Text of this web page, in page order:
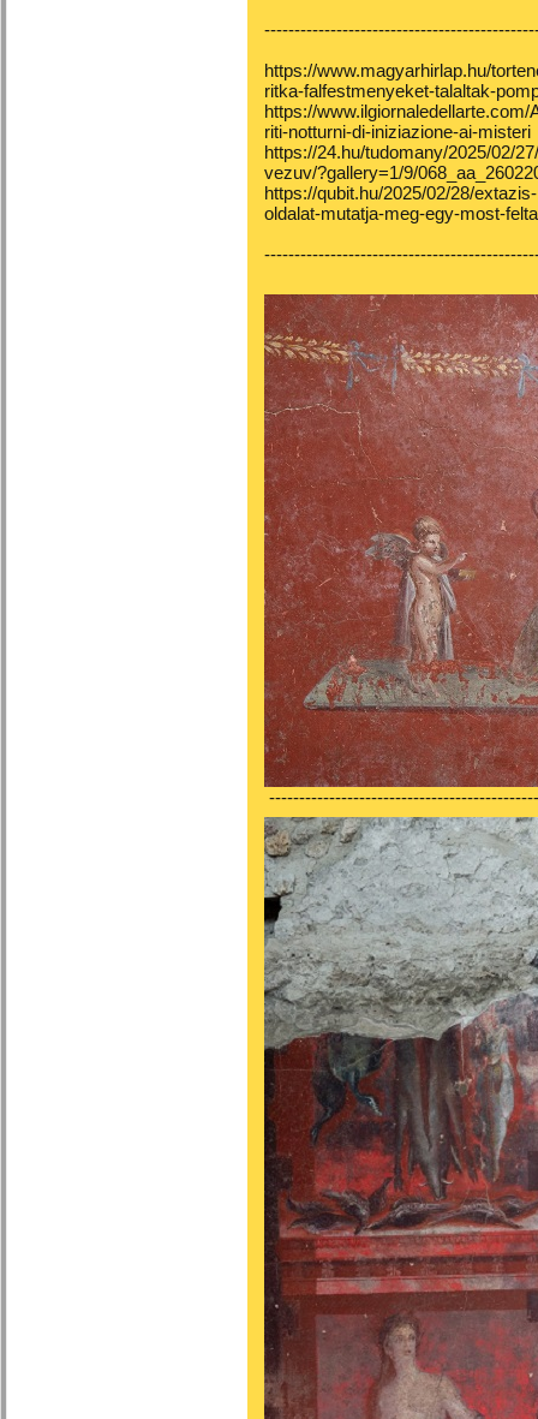
https://www.magyarhirlap.hu/
ritka-falfestmenyeket-talaltak-
https://
riti-notturni-di-iniziazione-ai-misteri
https://24.hu/tudomany/2025/02/
vezuv/?gallery=1/9/
https://qubit.hu/2025/02/28/
oldalat-mutatja-meg-egy-most-